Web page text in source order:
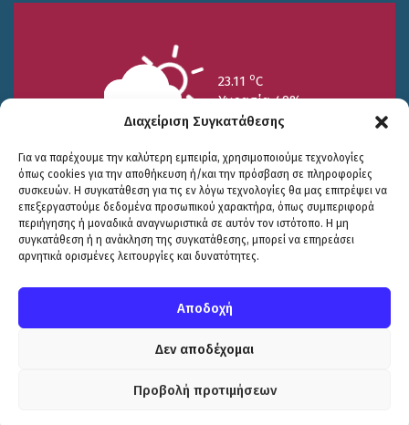
Διαχείριση Συγκατάθεσης
Για να παρέχουμε την καλύτερη εμπειρία, χρησιμοποιούμε τεχνολογίες
όπως cookies για την αποθήκευση ή/και την πρόσβαση σε πληροφορίες
συσκευών. Η συγκατάθεση για τις εν λόγω τεχνολογίες θα μας επιτρέψει να
επεξεργαστούμε δεδομένα προσωπικού χαρακτήρα, όπως συμπεριφορά
περιήγησης ή μοναδικά αναγνωριστικά σε αυτόν τον ιστότοπο. Η μη
συγκατάθεση ή η ανάκληση της συγκατάθεσης, μπορεί να επηρεάσει
αρνητικά ορισμένες λειτουργίες και δυνατότητες.
Αποδοχή
Δεν αποδέχομαι
Προβολή προτιμήσεων
23.11 oC
Υγρασία 49%
25/7
15.73 oC
26/7
17.99oC
27/7
20.94oC
© COPYRIGHT ΔΗΜΟΣ ΣΟΥΛΙΟΥ 2026
ΕΓΚΡΙΤΟΣ GROUP